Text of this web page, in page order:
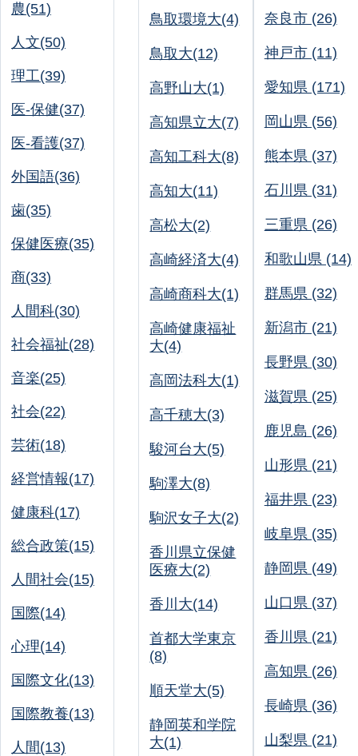
農(51)
人文(50)
理工(39)
医-保健(37)
医-看護(37)
外国語(36)
歯(35)
保健医療(35)
商(33)
人間科(30)
社会福祉(28)
音楽(25)
社会(22)
芸術(18)
経営情報(17)
健康科(17)
総合政策(15)
人間社会(15)
国際(14)
心理(14)
国際文化(13)
国際教養(13)
人間(13)
鳥取環境大(4)
鳥取大(12)
高野山大(1)
高知県立大(7)
高知工科大(8)
高知大(11)
高松大(2)
高崎経済大(4)
高崎商科大(1)
高崎健康福祉
大(4)
高岡法科大(1)
高千穂大(3)
駿河台大(5)
駒澤大(8)
駒沢女子大(2)
香川県立保健
医療大(2)
香川大(14)
首都大学東京
(8)
順天堂大(5)
静岡英和学院
大(1)
奈良市 (26)
神戸市 (11)
愛知県 (171)
岡山県 (56)
熊本県 (37)
石川県 (31)
三重県 (26)
和歌山県 (14)
群馬県 (32)
新潟市 (21)
長野県 (30)
滋賀県 (25)
鹿児島 (26)
山形県 (21)
福井県 (23)
岐阜県 (35)
静岡県 (49)
山口県 (37)
香川県 (21)
高知県 (26)
長崎県 (36)
山梨県 (21)